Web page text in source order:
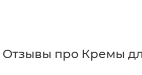
Отзывы про Кремы